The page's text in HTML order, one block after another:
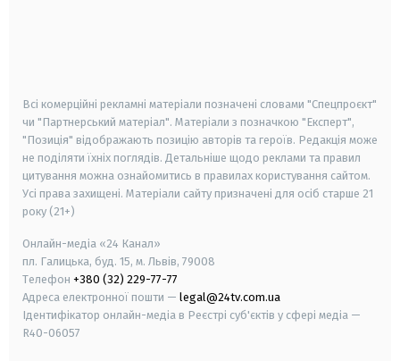
Всі комерційні рекламні матеріали позначені словами "Спецпроєкт"
чи "Партнерський матеріал". Матеріали з позначкою "Експерт",
"Позиція" відображають позицію авторів та героїв. Редакція може
не поділяти їхніх поглядів. Детальніше щодо реклами та правил
цитування можна ознайомитись в правилах користування сайтом.
Усі права захищені. Матеріали сайту призначені для осіб старше 21
року (21+)
Онлайн-медіа «24 Канал»
пл. Галицька, буд. 15, м. Львів, 79008
Телефон +380 (32) 229-77-77
Адреса електронної пошти — legal@24tv.com.ua
Ідентифікатор онлайн-медіа в Реєстрі суб'єктів у сфері медіа —
R40-06057